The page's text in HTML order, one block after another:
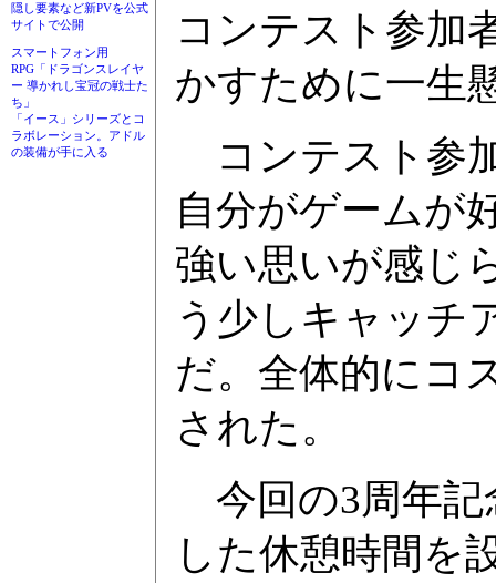
隠し要素など新PVを公式
サイトで公開
スマートフォン用
RPG「ドラゴンスレイヤ
ー 導かれし宝冠の戦士た
ち」
「イース」シリーズとコ
ラボレーション。アドル
の装備が手に入る
コンテスト参加
かすために一生
コンテスト参
自分がゲームが
強い思いが感じ
う少しキャッチ
だ。全体的にコ
された。
今回の3周年記
した休憩時間を